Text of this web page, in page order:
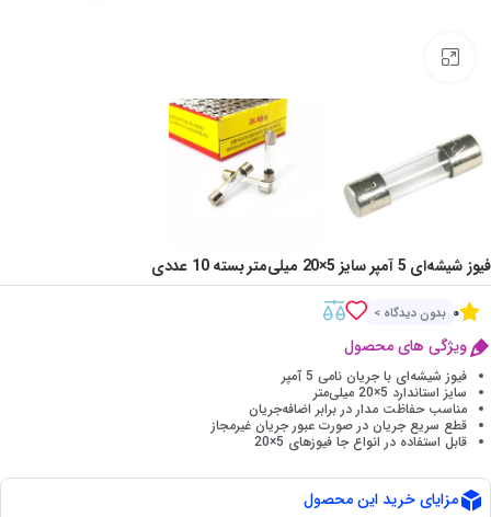
فیوز شیشه‌ای 5 آمپر سایز 5×20 میلی‌متر بسته 10 عددی
0 بدون دیدگاه >
ویژگی های محصول
فیوز شیشه‌ای با جریان نامی 5 آمپر
سایز استاندارد 5×20 میلی‌متر
مناسب حفاظت مدار در برابر اضافه‌جریان
قطع سریع جریان در صورت عبور جریان غیرمجاز
قابل استفاده در انواع جا فیوزهای 5×20
مزایای خرید این محصول